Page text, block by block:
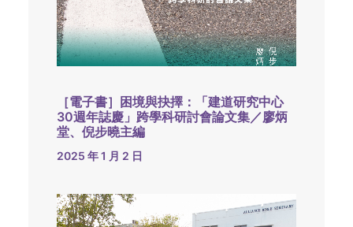
［電子書］困境與抉擇：「建道研究中心
30週年誌慶」跨學科研討會論文集／廖炳
堂、倪步曉主編
2025 年 1 月 2 日